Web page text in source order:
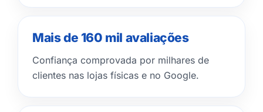
Mais de 160 mil avaliações
Confiança comprovada por milhares de
clientes nas lojas físicas e no Google.